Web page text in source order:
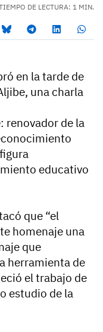
DE LECTURA: 1 MIN.
en la tarde de
una charla
renovador de la
educativo
que “el
homenaje una
que
herramienta de
el trabajo de
estudio de la